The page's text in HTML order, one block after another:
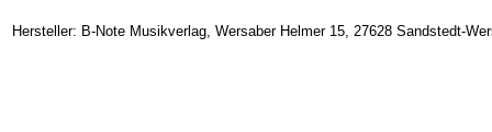
Hersteller: B-Note Musikverlag, Wersaber Helmer 15, 27628 Sandstedt-